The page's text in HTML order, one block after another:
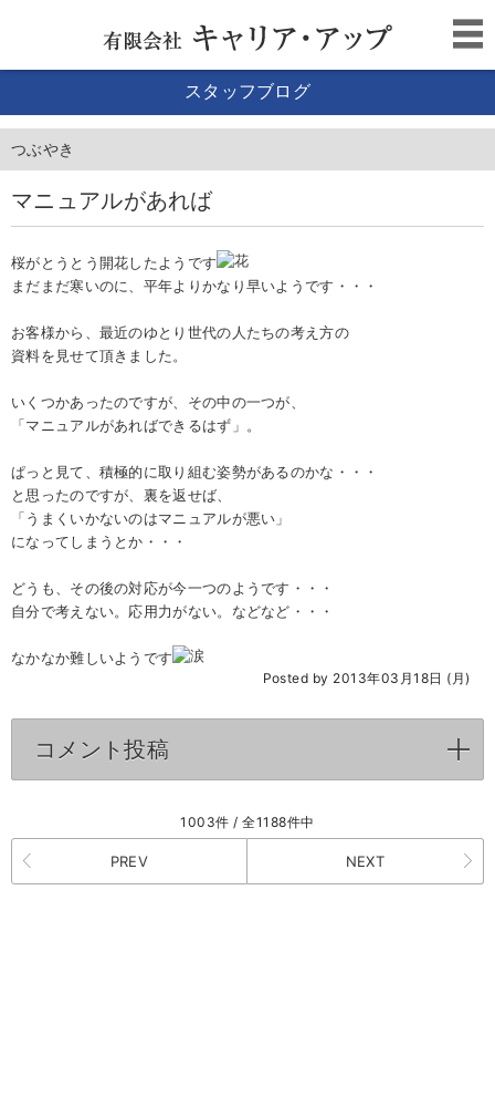
スタッフブログ
つぶやき
マニュアルがあれば
桜がとうとう開花したようです
まだまだ寒いのに、平年よりかなり早いようです・・・
お客様から、最近のゆとり世代の人たちの考え方の
資料を見せて頂きました。
いくつかあったのですが、その中の一つが、
「マニュアルがあればできるはず」。
ぱっと見て、積極的に取り組む姿勢があるのかな・・・
と思ったのですが、裏を返せば、
「うまくいかないのはマニュアルが悪い」
になってしまうとか・・・
どうも、その後の対応が今一つのようです・・・
自分で考えない。応用力がない。などなど・・・
なかなか難しいようです
Posted by 2013年03月18日 (月)
コメント投稿
1003件 / 全1188件中
PREV NEXT